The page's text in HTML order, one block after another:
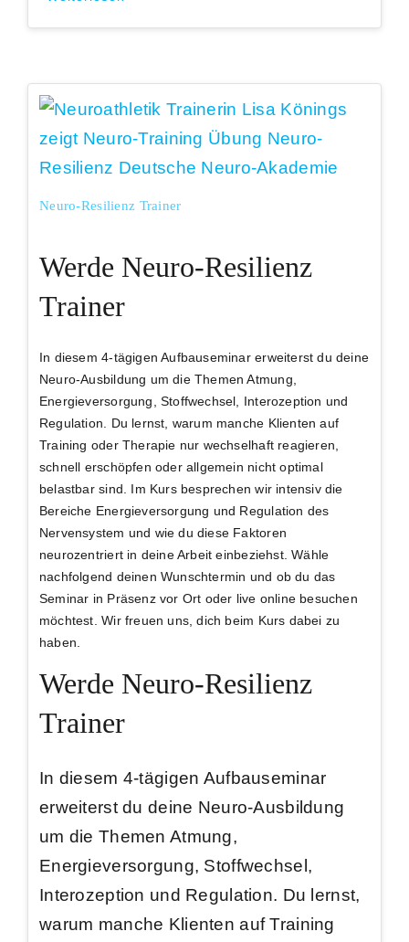
Neuro-Resilienz Trainer
Werde Neuro-Resilienz
Trainer
In diesem 4-tägigen Aufbauseminar erweiterst du deine
Neuro-Ausbildung um die Themen Atmung,
Energieversorgung, Stoffwechsel, Interozeption und
Regulation. Du lernst, warum manche Klienten auf
Training oder Therapie nur wechselhaft reagieren,
schnell erschöpfen oder allgemein nicht optimal
belastbar sind. Im Kurs besprechen wir intensiv die
Bereiche Energieversorgung und Regulation des
Nervensystem und wie du diese Faktoren
neurozentriert in deine Arbeit einbeziehst. Wähle
nachfolgend deinen Wunschtermin und ob du das
Seminar in Präsenz vor Ort oder live online besuchen
möchtest. Wir freuen uns, dich beim Kurs dabei zu
haben.
Werde Neuro-Resilienz
Trainer
In diesem 4-tägigen Aufbauseminar
erweiterst du deine Neuro-Ausbildung
um die Themen Atmung,
Energieversorgung, Stoffwechsel,
Interozeption und Regulation. Du lernst,
warum manche Klienten auf Training